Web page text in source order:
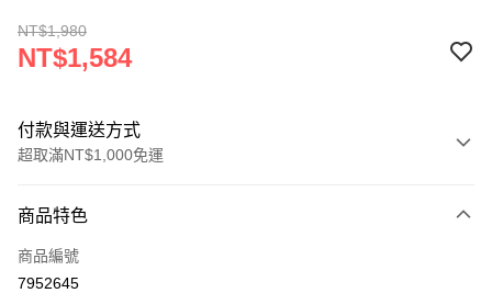
NT$1,980
NT$1,584
付款與運送方式
超取滿NT$1,000免運
信用卡一次付款
超商取貨付款
商品特色
商品編號
7952645